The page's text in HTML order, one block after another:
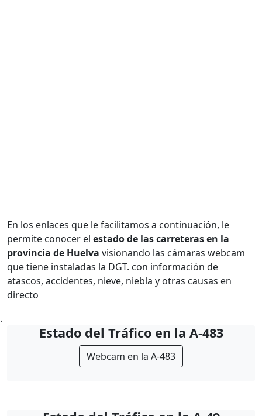
En los enlaces que le facilitamos a continuación, le
permite conocer el estado de las carreteras en la
provincia de Huelva visionando las cámaras webcam
que tiene instaladas la DGT. con información de
atascos, accidentes, nieve, niebla y otras causas en
directo
.
Estado del Tráfico en la A-483
Webcam en la A-483